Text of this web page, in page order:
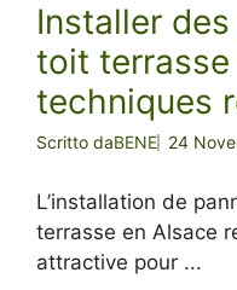
Installer
toit
techniques
Scritto daBENE 24
L’installation de
terrasse en Alsace
attractive pour ...